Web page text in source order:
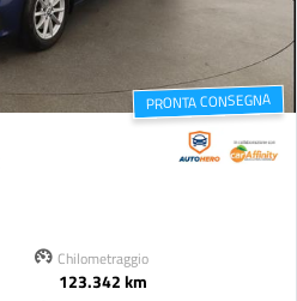
PRONTA CONSEGNA
Chilometraggio
123.342 km